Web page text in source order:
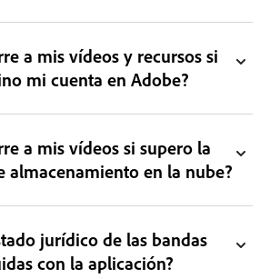
a mis vídeos y recursos si
mi cuenta en Adobe?
a mis vídeos si supero la
almacenamiento en la nube?
jurídico de las bandas
con la aplicación?